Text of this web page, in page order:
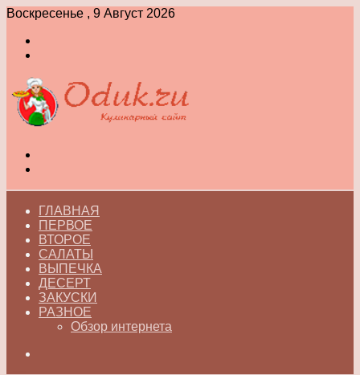
Воскресенье , 9 Август 2026
ГЛАВНАЯ
ПЕРВОЕ
ВТОРОЕ
САЛАТЫ
ВЫПЕЧКА
ДЕСЕРТ
ЗАКУСКИ
РАЗНОЕ
Обзор интернета